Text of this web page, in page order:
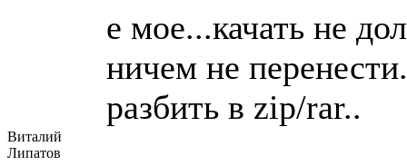
Виталий
Липатов
е мое...качать не
ничем не
разбить в zip/rar..